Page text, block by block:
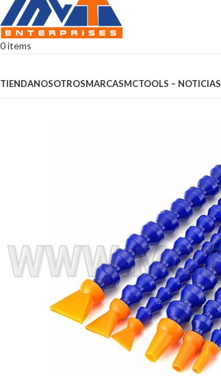
0items
TIENDANOSOTROSMARCASMCTOOLS – NOTICIAS